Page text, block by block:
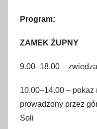
Program:
ZAMEK ŻUPNY
9.00–18.00 –
10.00–14.00 –
prowadzony przez
Soli